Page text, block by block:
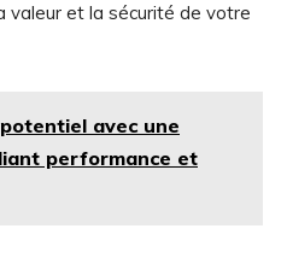
et la sécurité de votre
avec une
performance et